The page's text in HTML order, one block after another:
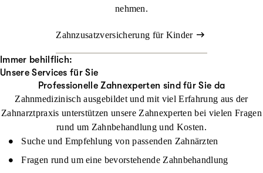
nehmen.
Zahnzusatzversicherung für Kinder
Immer behilflich:
Unsere Services für Sie
Professionelle Zahnexperten sind für Sie da
Zahnmedizinisch ausgebildet und mit viel Erfahrung aus der
Zahnarztpraxis unterstützen unsere Zahnexperten bei vielen Fragen
rund um Zahnbehandlung und Kosten.
Suche und Empfehlung von passenden Zahnärzten
Fragen rund um eine bevorstehende Zahnbehandlung